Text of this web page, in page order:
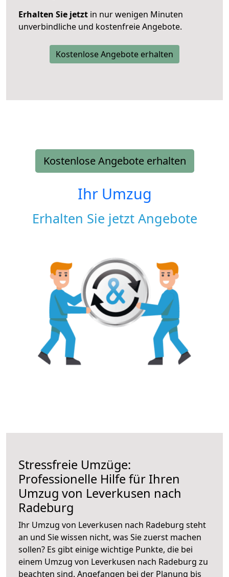
Erhalten Sie jetzt in nur wenigen Minuten
unverbindliche und kostenfreie Angebote.
Kostenlose Angebote erhalten
Kostenlose Angebote erhalten
Ihr Umzug
Erhalten Sie jetzt Angebote
Stressfreie Umzüge:
Professionelle Hilfe für Ihren
Umzug von Leverkusen nach
Radeburg
Ihr Umzug von Leverkusen nach Radeburg steht
an und Sie wissen nicht, was Sie zuerst machen
sollen? Es gibt einige wichtige Punkte, die bei
einem Umzug von Leverkusen nach Radeburg zu
beachten sind. Angefangen bei der Planung bis